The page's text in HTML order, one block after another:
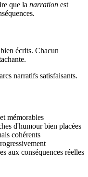
que la narration est
écrits. Chacun
narratifs satisfaisants.
mémorables
d'humour bien placées
cohérents
aux conséquences réelles